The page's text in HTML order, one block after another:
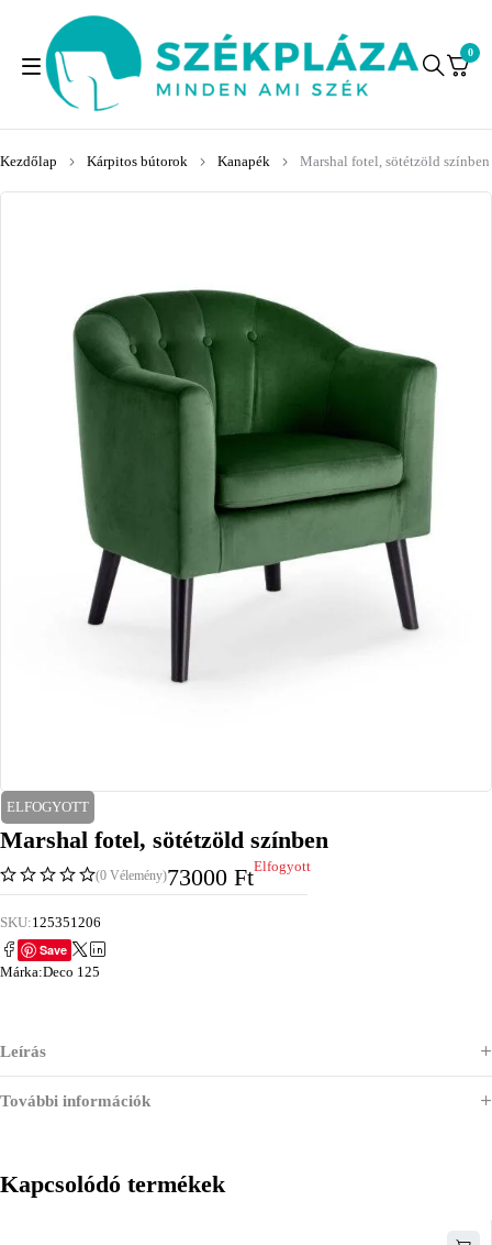
0
Kezdőlap Kárpitos bútorok Kanapék Marshal fotel, sötétzöld színben
ELFOGYOTT
Marshal fotel, sötétzöld színben
(0 Vélemény)73000 FtElfogyott
SKU:125351206
Save
Márka:Deco 125
Leírás
További információk
Kapcsolódó termékek